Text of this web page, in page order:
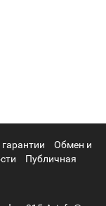
Обмен и
Публичная